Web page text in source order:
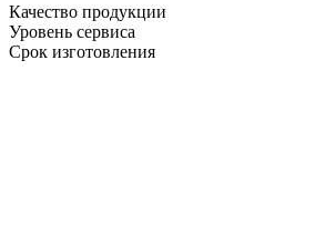
Качество продукции
Уровень сервиса
Срок изготовления